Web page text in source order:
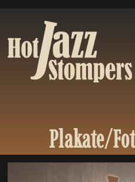
Plakate/